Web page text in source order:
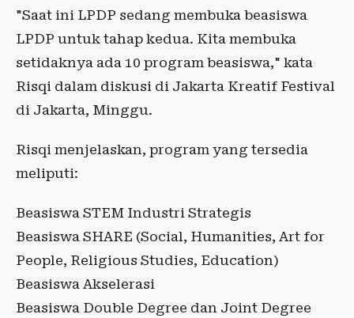
"Saat ini LPDP sedang membuka beasiswa
LPDP untuk tahap kedua. Kita membuka
setidaknya ada 10 program beasiswa," kata
Risqi dalam diskusi di Jakarta Kreatif Festival
di Jakarta, Minggu.
Risqi menjelaskan, program yang tersedia
meliputi:
Beasiswa STEM Industri Strategis
Beasiswa SHARE (Social, Humanities, Art for
People, Religious Studies, Education)
Beasiswa Akselerasi
Beasiswa Double Degree dan Joint Degree